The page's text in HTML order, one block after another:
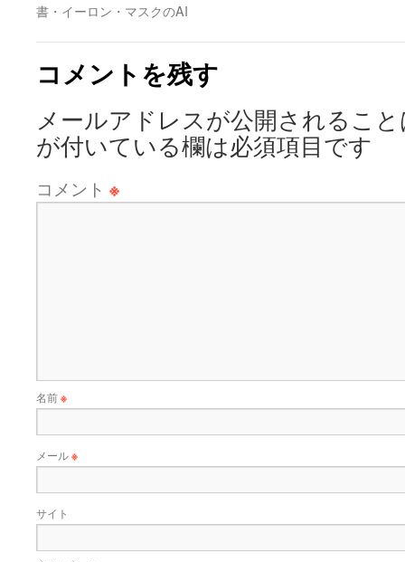
書・イーロン・マスクのAI
コメントを残す
メールアドレスが公開されるこ
が付いている欄は必須項目です
コメント ※
名前※
メール※
サイト